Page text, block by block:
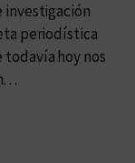
investigación
periodística
todavía hoy nos